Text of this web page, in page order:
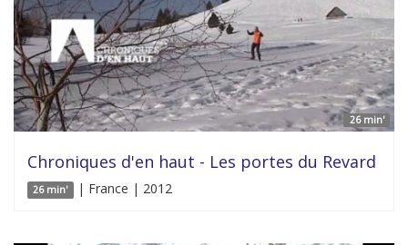
26 min'
Chroniques d'en haut - Les portes du Revard
26 min' | France | 2012